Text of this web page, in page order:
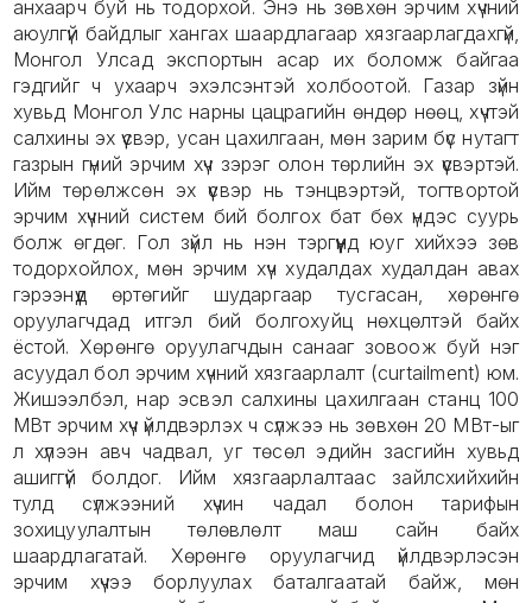
анхаарч буй нь тодорхой. Энэ нь зөвхөн эрчим хүчний
аюулгүй байдлыг хангах шаардлагаар хязгаарлагдахгүй,
Монгол Улсад экспортын асар их боломж байгаа
гэдгийг ч ухаарч эхэлсэнтэй холбоотой. Газар зүйн
хувьд Монгол Улс нарны цацрагийн өндөр нөөц, хүчтэй
салхины эх үүсвэр, усан цахилгаан, мөн зарим бүс нутагт
газрын гүний эрчим хүч зэрэг олон төрлийн эх үүсвэртэй.
Ийм төрөлжсөн эх үүсвэр нь тэнцвэртэй, тогтвортой
эрчим хүчний систем бий болгох бат бөх үндэс суурь
болж өгдөг. Гол зүйл нь нэн тэргүүнд юуг хийхээ зөв
тодорхойлох, мөн эрчим хүч худалдах худалдан авах
гэрээнүүд өртөгийг шударгаар тусгасан, хөрөнгө
оруулагчдад итгэл бий болгохуйц нөхцөлтэй байх
ёстой. Хөрөнгө оруулагчдын санааг зовоож буй нэг
асуудал бол эрчим хүчний хязгаарлалт (curtailment) юм.
Жишээлбэл, нар эсвэл салхины цахилгаан станц 100
МВт эрчим хүч үйлдвэрлэх ч сүлжээ нь зөвхөн 20 МВт-ыг
л хүлээн авч чадвал, уг төсөл эдийн засгийн хувьд
ашиггүй болдог. Ийм хязгаарлалтаас зайлсхийхийн
тулд сүлжээний хүчин чадал болон тарифын
зохицуулалтын төлөвлөлт маш сайн байх
шаардлагатай. Хөрөнгө оруулагчид үйлдвэрлэсэн
эрчим хүчээ борлуулах баталгаатай байж, мөн